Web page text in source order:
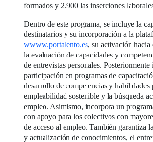
formados y 2.900 las inserciones
Dentro de este programa, se incluye la
destinatarios y su incorporación a la
wwww.portalento.es, su activación hacia
la evaluación de capacidades y
de entrevistas personales. Posteriormente
participación en programas de
desarrollo de competencias y habilidades
empleabilidad sostenible y la búsqueda
empleo. Asimismo, incorpora un
con apoyo para los colectivos con
de acceso al empleo. También garantiza
y actualización de conocimientos, el